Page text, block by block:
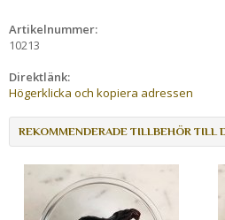
Artikelnummer:
10213
Direktlänk:
Högerklicka och kopiera adressen
REKOMMENDERADE TILLBEHÖR TILL